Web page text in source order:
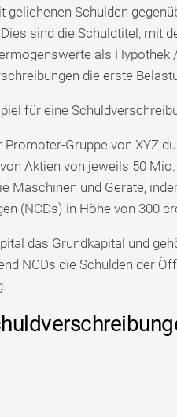
geliehenen Schulden
sind die Schuldtitel, mit
als Hypothek
die erste
für eine
Promoter-Gruppe von XYZ
Aktien von jeweils 50
Maschinen und Geräte,
(NCDs) in Höhe von 300
das Grundkapital und
NCDs die Schulden der